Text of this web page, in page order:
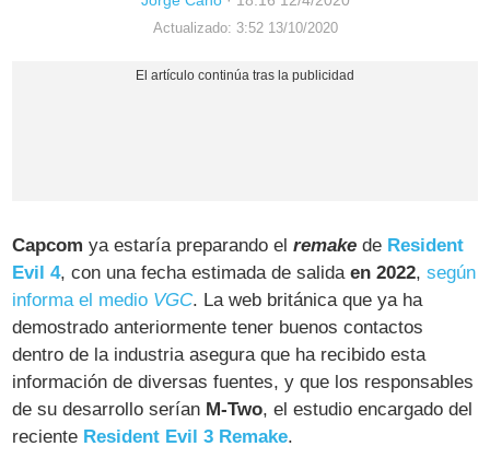
Actualizado: 3:52 13/10/2020
Capcom ya estaría preparando elremake de Resident
Evil 4, con una fecha estimada de salidaen 2022,según
informa el medio VGC. La web británica que ya ha
demostrado anteriormente tener buenos contactos
dentro de la industria asegura que ha recibido esta
información de diversas fuentes, y que los responsables
de su desarrollo serían M-Two, el estudio encargado del
reciente Resident Evil 3 Remake.